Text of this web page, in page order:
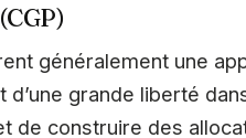
généralement une
grande liberté
de construire des